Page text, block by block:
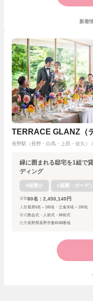
新着
TERRACE GLANZ（
長野駅（長野・白馬・上田・佐久）
緑に囲まれる邸宅を1組で
ディング
#緑豊か #庭園・ガーデ
金額 80名：2,450,140円
人数着席6名～160名・立食30名～160名
挙式教会式・人前式・神前式
住所長野県長野市妻科88番地